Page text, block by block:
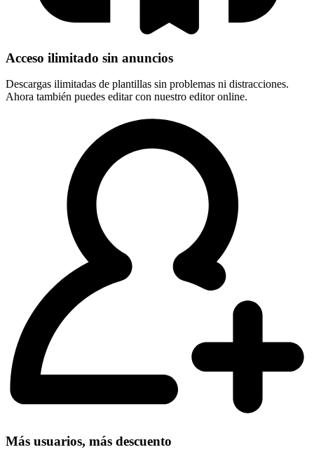
Acceso ilimitado sin anuncios
Descargas ilimitadas de plantillas sin problemas ni distracciones.
Ahora también puedes editar con nuestro editor online.
Más usuarios, más descuento